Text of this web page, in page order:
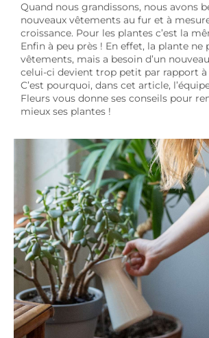
Quand nous grandissons, nous avons
nouveaux vêtements au fur et à
croissance. Pour les plantes c’est la
Enfin à peu près ! En effet, la plante ne
vêtements, mais a besoin d’un
celui-ci devient trop petit par rapport à
C’est pourquoi, dans cet article,
Fleurs vous donne ses conseils pour
mieux ses plantes !